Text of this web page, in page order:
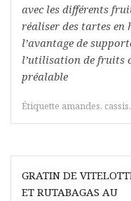
avec les différents
réaliser des tartes en
l’avantage de
l’utilisation de fruits
préalable
Étiquette amandes, cassis,
Navigation
de
GRATIN DE
ET RUTABAGAS AU